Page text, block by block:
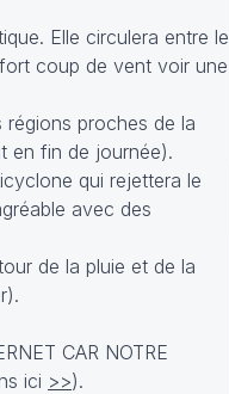
Elle circulera entre le
coup de vent voir une
régions proches de la
en fin de journée).
qui rejettera le
avec des
de la pluie et de la
CAR NOTRE
ici >>).